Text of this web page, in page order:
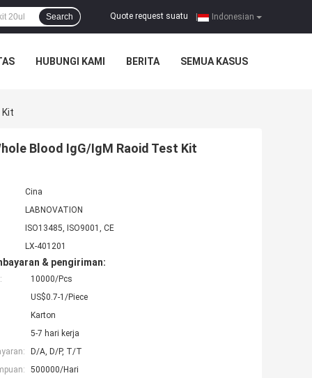
Indonesian
Quote request suatu
Search
HUBUNGI KAMI BERITA SEMUA KASUS
Blood IgG/IgM Raoid Test Kit
Cina
LABNOVATION
ISO13485, ISO9001, CE
LX-401201
& pengiriman:
10000/Pcs
US$0.7-1/Piece
Karton
5-7 hari kerja
D/A, D/P, T/T
500000/Hari